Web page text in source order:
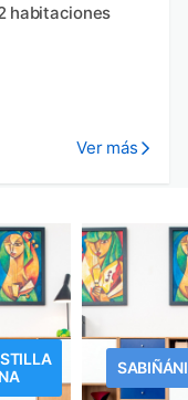
habitaciones
Ver más